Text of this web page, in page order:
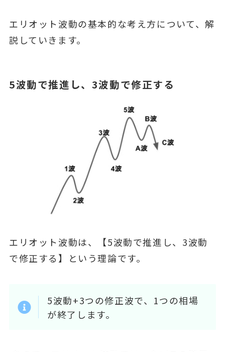
エリオット波動の基本的な考え方について、解
説していきます。
5波動で推進し、3波動で修正する
エリオット波動は、【5波動で推進し、3波動
で修正する】という理論です。
5波動+3つの修正波で、1つの相場
が終了します。